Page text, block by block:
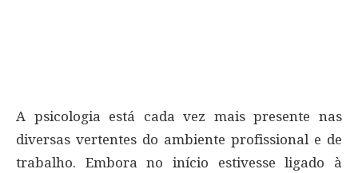
A psicologia está cada vez mais presente nas
diversas vertentes do ambiente profissional e de
trabalho. Embora no início estivesse ligado à